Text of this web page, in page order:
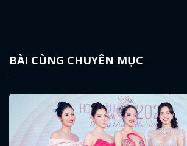
BÀI CÙNG CHUYÊN MỤC